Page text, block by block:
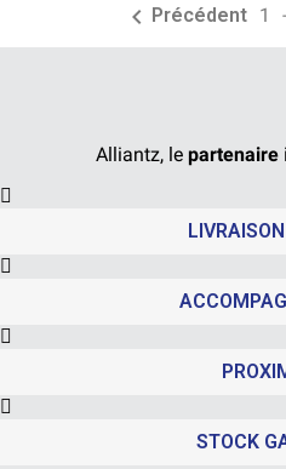
 Précédent 1 -
Alliantz, le partenaire
STOCK